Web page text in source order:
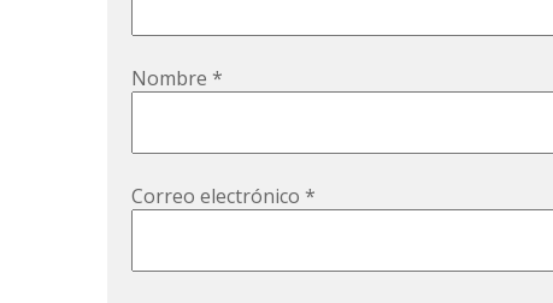
Nombre *
Correo electrónico *